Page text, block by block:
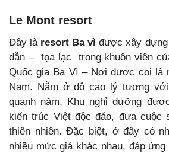
Le Mont resort
Đây là resort Ba vì được xây
dẫn – tọa lạc trong khuôn viên
Quốc gia Ba Vì – Nơi được coi là
Nam. Nằm ở độ cao lý tượng
quanh năm, Khu nghỉ dưỡng
kiến trúc Việt độc đáo, đưa cuộc
thiên nhiên. Đặc biệt, ở đây có
nhiều mức giá khác nhau, đáp